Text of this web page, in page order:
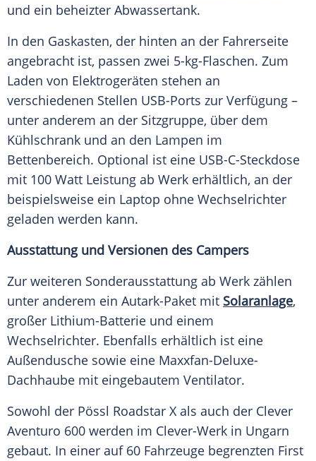
und ein beheizter Abwassertank.
In den Gaskasten, der hinten an der Fahrerseite
angebracht ist, passen zwei 5-kg-Flaschen. Zum
Laden von Elektrogeräten stehen an
verschiedenen Stellen USB-Ports zur Verfügung –
unter anderem an der Sitzgruppe, über dem
Kühlschrank und an den Lampen im
Bettenbereich. Optional ist eine USB-C-Steckdose
mit 100 Watt Leistung ab Werk erhältlich, an der
beispielsweise ein Laptop ohne Wechselrichter
geladen werden kann.
Ausstattung und Versionen des Campers
Zur weiteren Sonderausstattung ab Werk zählen
unter anderem ein Autark-Paket mit Solaranlage,
großer Lithium-Batterie und einem
Wechselrichter. Ebenfalls erhältlich ist eine
Außendusche sowie eine Maxxfan-Deluxe-
Dachhaube mit eingebautem Ventilator.
Sowohl der Pössl Roadstar X als auch der Clever
Aventuro 600 werden im Clever-Werk in Ungarn
gebaut. In einer auf 60 Fahrzeuge begrenzten First